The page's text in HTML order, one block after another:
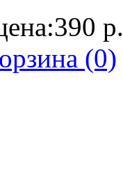
390 р.
(0)